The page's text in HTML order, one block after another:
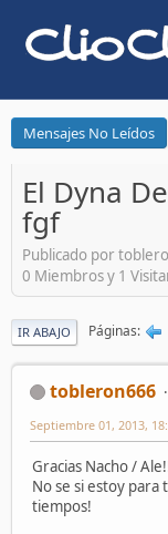
Mensajes No Leídos
El Dyna
fgf
Publicado por
0 Miembros y 1
IR ABAJO Páginas
tobleron666
Septiembre 01, 2013,
Gracias Nacho /
No se si estoy
tiempos!